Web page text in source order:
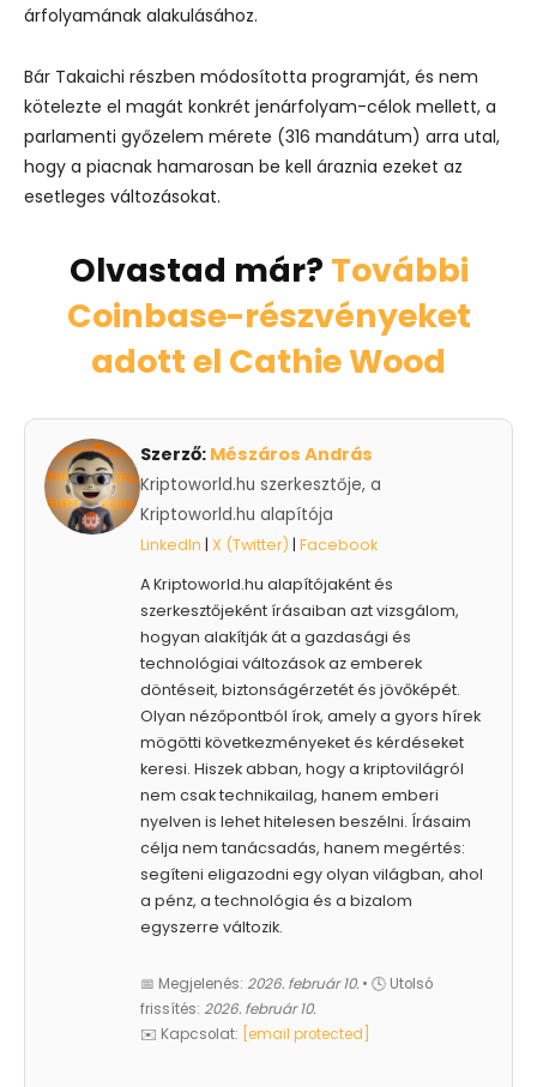
árfolyamának alakulásához.
Bár Takaichi részben módosította programját, és nem
kötelezte el magát konkrét jenárfolyam-célok mellett, a
parlamenti győzelem mérete (316 mandátum) arra utal,
hogy a piacnak hamarosan be kell áraznia ezeket az
esetleges változásokat.
Olvastad már? További
Coinbase-részvényeket
adott el Cathie Wood
Szerző: Mészáros András
Kriptoworld.hu szerkesztője, a
Kriptoworld.hu alapítója
LinkedIn | X (Twitter) | Facebook
A Kriptoworld.hu alapítójaként és
szerkesztőjeként írásaiban azt vizsgálom,
hogyan alakítják át a gazdasági és
technológiai változások az emberek
döntéseit, biztonságérzetét és jövőképét.
Olyan nézőpontból írok, amely a gyors hírek
mögötti következményeket és kérdéseket
keresi. Hiszek abban, hogy a kriptovilágról
nem csak technikailag, hanem emberi
nyelven is lehet hitelesen beszélni. Írásaim
célja nem tanácsadás, hanem megértés:
segíteni eligazodni egy olyan világban, ahol
a pénz, a technológia és a bizalom
egyszerre változik.
📅 Megjelenés: 2026. február 10. • 🕓 Utolsó
frissítés: 2026. február 10.
✉️ Kapcsolat:
[email protected]